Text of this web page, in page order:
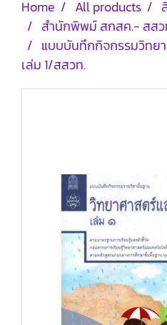
Home All products
สำนักพิพม์ สกสค.- สสว
แบบบันทึกกิจกรรมวิทยา
เล่ม 1/สสวท.